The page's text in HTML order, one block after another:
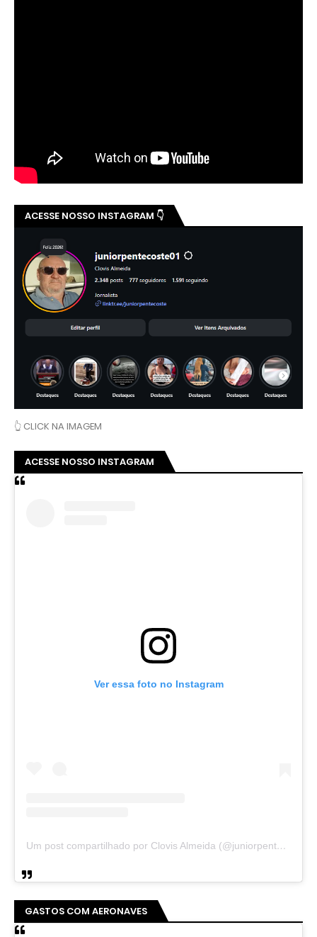
ACESSE NOSSO INSTAGRAM 👇
👆 CLICK NA IMAGEM
ACESSE NOSSO INSTAGRAM
Ver essa foto no Instagram
Um post compartilhado por Clovis Almeida (@juniorpentecoste01)
GASTOS COM AERONAVES